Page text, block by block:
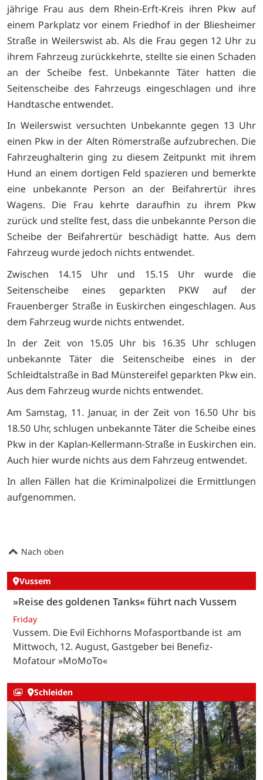
jährige Frau aus dem Rhein-Erft-Kreis ihren Pkw auf
einem Parkplatz vor einem Friedhof in der Bliesheimer
Straße in Weilerswist ab. Als die Frau gegen 12 Uhr zu
ihrem Fahrzeug zurückkehrte, stellte sie einen Schaden
an der Scheibe fest. Unbekannte Täter hatten die
Seitenscheibe des Fahrzeugs eingeschlagen und ihre
Handtasche entwendet.
In Weilerswist versuchten Unbekannte gegen 13 Uhr
einen Pkw in der Alten Römerstraße aufzubrechen. Die
Fahrzeughalterin ging zu diesem Zeitpunkt mit ihrem
Hund an einem dortigen Feld spazieren und bemerkte
eine unbekannte Person an der Beifahrertür ihres
Wagens. Die Frau kehrte daraufhin zu ihrem Pkw
zurück und stellte fest, dass die unbekannte Person die
Scheibe der Beifahrertür beschädigt hatte. Aus dem
Fahrzeug wurde jedoch nichts entwendet.
Zwischen 14.15 Uhr und 15.15 Uhr wurde die
Seitenscheibe eines geparkten PKW auf der
Frauenberger Straße in Euskirchen eingeschlagen. Aus
dem Fahrzeug wurde nichts entwendet.
In der Zeit von 15.05 Uhr bis 16.35 Uhr schlugen
unbekannte Täter die Seitenscheibe eines in der
Schleidtalstraße in Bad Münstereifel geparkten Pkw ein.
Aus dem Fahrzeug wurde nichts entwendet.
Am Samstag, 11. Januar, in der Zeit von 16.50 Uhr bis
18.50 Uhr, schlugen unbekannte Täter die Scheibe eines
Pkw in der Kaplan-Kellermann-Straße in Euskirchen ein.
Auch hier wurde nichts aus dem Fahrzeug entwendet.
In allen Fällen hat die Kriminalpolizei die Ermittlungen
aufgenommen.
Nach oben
Vussem
»Reise des goldenen Tanks« führt nach Vussem
Friday
Vussem. Die Evil Eichhorns Mofasportbande ist am
Mittwoch, 12. August, Gastgeber bei Benefiz-
Mofatour »MoMoTo«
Schleiden